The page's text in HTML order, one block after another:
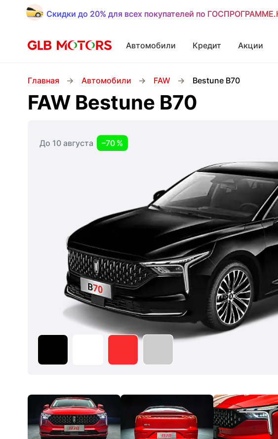
Скидки до 20% для всех покупателей по
Скидки до 20% для всех покупателей по
Автомобили Кредит Акции
Главная Автомобили FAW Bestune B70
FAW Bestune B70
До 10 августа
–70 %